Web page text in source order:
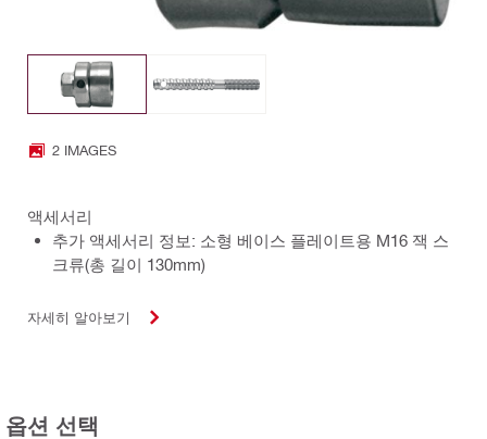
2 IMAGES
액세서리
추가 액세서리 정보: 소형 베이스 플레이트용 M16 잭 스
크류(총 길이 130mm)
자세히 알아보기
옵션 선택